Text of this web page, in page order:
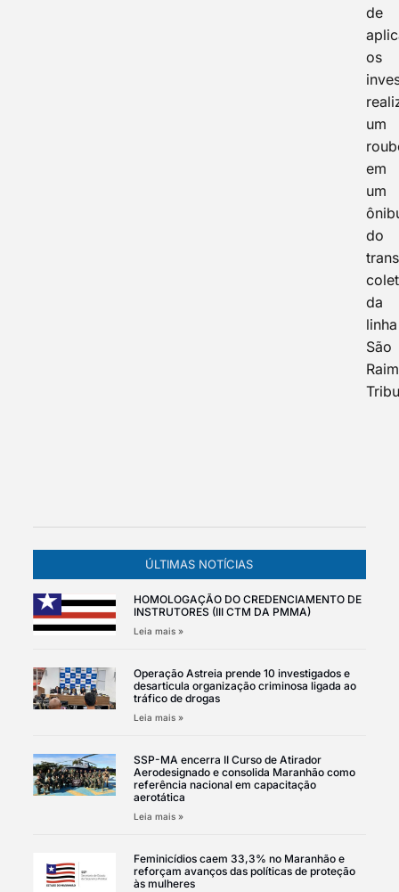
de
os
um
em
um
do
da
linha
São
ÚLTIMAS NOTÍCIAS
HOMOLOGAÇÃO DO CREDENCIAMENTO DE
INSTRUTORES (III CTM DA PMMA)
Leia mais »
Operação Astreia prende 10 investigados e
desarticula organização criminosa ligada ao
tráfico de drogas
Leia mais »
SSP-MA encerra II Curso de Atirador
Aerodesignado e consolida Maranhão como
referência nacional em capacitação
aerotática
Leia mais »
Feminicídios caem 33,3% no Maranhão e
reforçam avanços das políticas de proteção
às mulheres